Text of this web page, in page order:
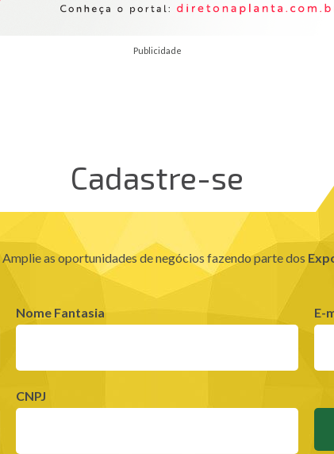
Publicidade
Cadastre-se
Amplie as oportunidades de negócios fazendo parte dos
Nome Fantasia E-
CNPJ